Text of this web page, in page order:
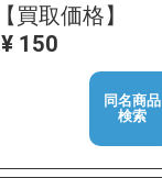
【買取価格】
¥ 150
同名商品
検索